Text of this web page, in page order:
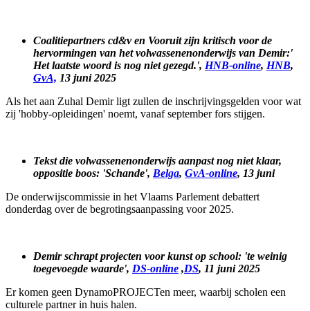
Coalitiepartners cd&v en Vooruit zijn kritisch voor de
hervormingen van het volwassenenonderwijs van Demir:'
Het laatste woord is nog niet gezegd.', HNB-online, HNB,
GvA, 13 juni2025
Als het aan Zuhal Demir ligt zullen de inschrijvingsgelden voor wat
zij 'hobby-opleidingen' noemt, vanaf september fors stijgen.
Tekst die volwassenenonderwijs aanpast nog niet klaar,
oppositie boos: 'Schande', Belga, GvA-online, 13 juni
De onderwijscommissie in het Vlaams Parlement debattert
donderdag over de begrotingsaanpassing voor 2025.
Demir schrapt projecten voor kunst op school: 'te weinig
toegevoegde waarde', DS-online ,DS, 11 juni 2025
Er komen geen DynamoPROJECTen meer, waarbij scholen een
culturele partner in huis halen.